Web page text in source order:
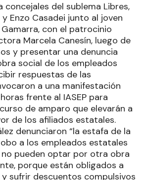
concejales del sublema Libres,
Enzo Casadei junto al joven
con el patrocinio
Marcela Canesín, luego de
y presentar una denuncia
social de los empleados
respuestas de las
a una manifestación
frente al IASEP para
de amparo que elevarán a
de los afiliados estatales.
denunciaron “la estafa de la
a los empleados estatales
no pueden optar por otra obra
porque están obligados a
sufrir descuentos compulsivos